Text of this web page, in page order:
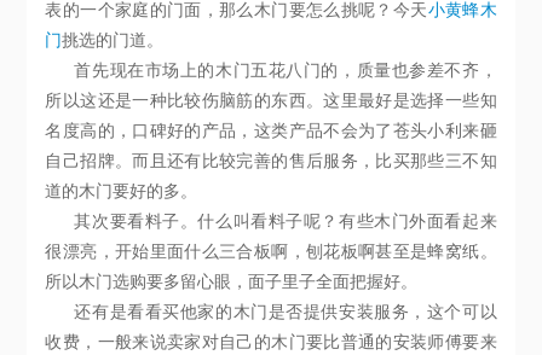
表的一个家庭的门面，那么木门要怎么挑呢？今天小黄蜂木
门挑选的门道。
首先现在市场上的木门五花八门的，质量也参差不齐，
所以这还是一种比较伤脑筋的东西。这里最好是选择一些知
名度高的，口碑好的产品，这类产品不会为了苍头小利来砸
自己招牌。而且还有比较完善的售后服务，比买那些三不知
道的木门要好的多。
其次要看料子。什么叫看料子呢？有些木门外面看起来
很漂亮，开始里面什么三合板啊，刨花板啊甚至是蜂窝纸。
所以木门选购要多留心眼，面子里子全面把握好。
还有是看看买他家的木门是否提供安装服务，这个可以
收费，一般来说卖家对自己的木门要比普通的安装师傅要来